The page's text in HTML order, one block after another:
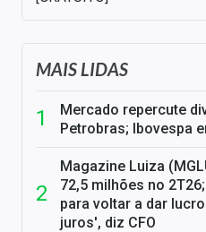
MAIS LIDAS
Mercado repercute
Petrobras; Ibovespa
Magazine Luiza
72,5 milhões no
para voltar a dar
juros', diz CFO